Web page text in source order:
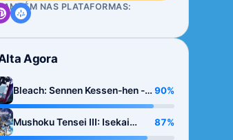
NAS PLATAFORMAS:
Agora
Bleach: Sennen Kessen-hen -
Kashin-tan
90%
Mushoku Tensei III: Isekai
Ittara Honki Dasu
87%